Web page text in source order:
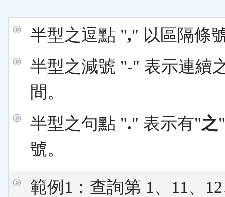
半型之逗點 "," 以區隔條
半型之減號 "-" 表示連續
間。
半型之句點 "." 表示有"之
號。
範例1：查詢第 1、11、